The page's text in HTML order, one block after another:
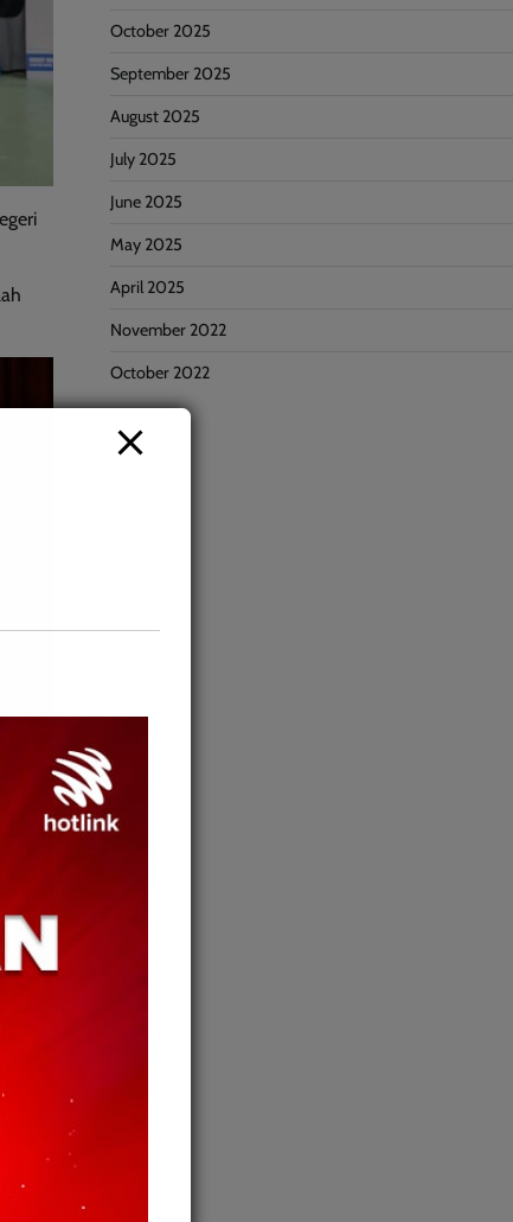
kira
October 2025
September 2025
August 2025
July 2025
June 2025
May 2025
April 2025
November 2022
October 2022